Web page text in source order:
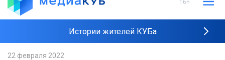
16+
Истории жителей КУБа
22 февраля 2022